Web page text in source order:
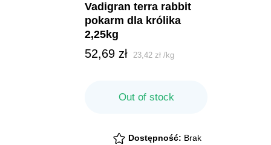
vadigran terra rabbit
pokarm dla królika
2,25kg
52,69 zł 23,42zł /kg
Out of stock
Dostępność: Brak